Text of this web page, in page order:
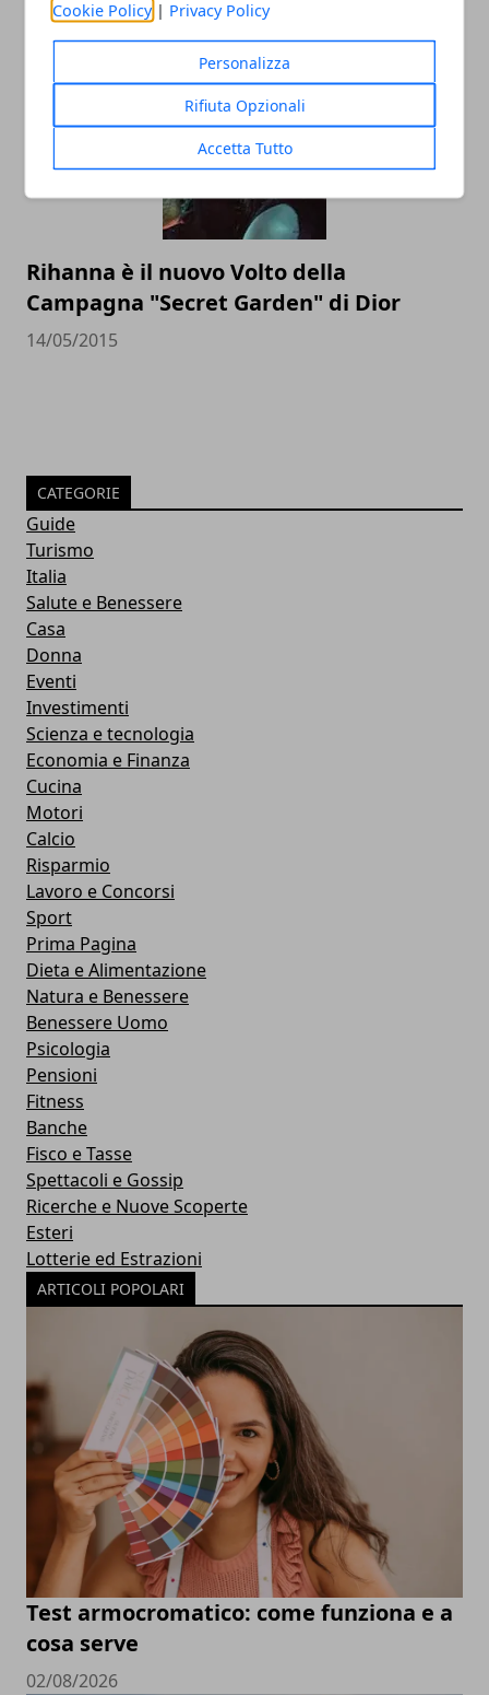
Cookie Policy | Privacy Policy
Personalizza
Rifiuta Opzionali
Accetta Tutto
10/06/2015
Rihanna è il nuovo Volto della
Campagna "Secret Garden" di Dior
14/05/2015
CATEGORIE
Guide
Turismo
Italia
Salute e Benessere
Casa
Donna
Eventi
Investimenti
Scienza e tecnologia
Economia e Finanza
Cucina
Motori
Calcio
Risparmio
Lavoro e Concorsi
Sport
Prima Pagina
Dieta e Alimentazione
Natura e Benessere
Benessere Uomo
Psicologia
Pensioni
Fitness
Banche
Fisco e Tasse
Spettacoli e Gossip
Ricerche e Nuove Scoperte
Esteri
Lotterie ed Estrazioni
ARTICOLI POPOLARI
Test armocromatico: come funziona e a
cosa serve
02/08/2026